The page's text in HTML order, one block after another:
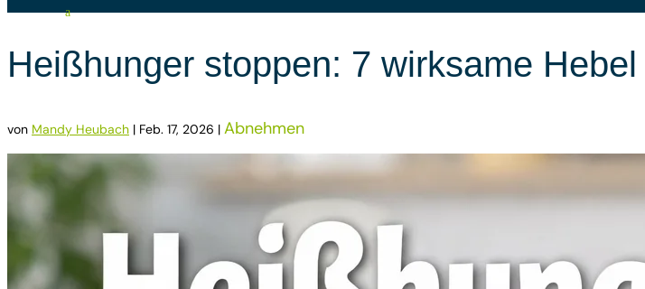
Heißhunger stoppen: 7 wirksame Hebel
von Mandy Heubach | Feb. 17, 2026 | Abnehmen